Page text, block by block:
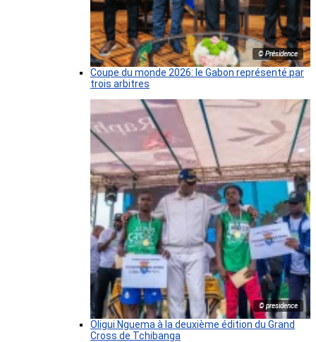
© Présidence
Coupe du monde 2026: le Gabon représenté par
trois arbitres
© presidence
Oligui Nguema à la deuxième édition du Grand
Cross de Tchibanga